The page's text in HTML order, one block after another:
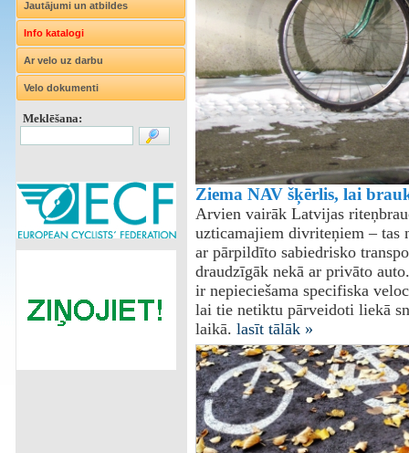
Jautājumi un atbildes
Info katalogi
Ar velo uz darbu
Velo dokumenti
Meklēšana:
Ziema NAV šķērlis, lai
Arvien vairāk Latvijas
uzticamajiem divriteņiem – tas
ar pārpildīto sabiedrisko
draudzīgāk nekā ar privāto
ir nepieciešama specifiska
lai tie netiktu pārveidoti liekā
laikā. lasīt tālāk »